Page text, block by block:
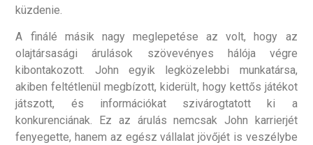
küzdenie.
A finálé másik nagy meglepetése az volt, hogy az
olajtársasági árulások szövevényes hálója végre
kibontakozott. John egyik legközelebbi munkatársa,
akiben feltétlenül megbízott, kiderült, hogy kettős játékot
játszott, és információkat szivárogtatott ki a
konkurenciának. Ez az árulás nemcsak John karrierjét
fenyegette, hanem az egész vállalat jövőjét is veszélybe